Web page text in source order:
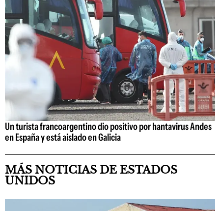
Un turista francoargentino dio positivo por hantavirus Andes
en España y está aislado en Galicia
MÁS NOTICIAS DE ESTADOS
UNIDOS